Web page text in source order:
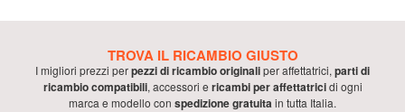
TROVA IL RICAMBIO GIUSTO
I migliori prezzi perpezzi di ricambio originaliperaffettatrici, parti di
ricambio compatibili, accessori e ricambi peraffettatricidi ogni
marca e modello con spedizione gratuitain tutta Italia.